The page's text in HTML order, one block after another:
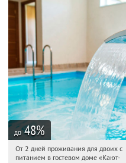
до 48%
01:17:11 Купили:34
От 2 дней проживания для двоих с
питанием в гостевом доме «Кают-